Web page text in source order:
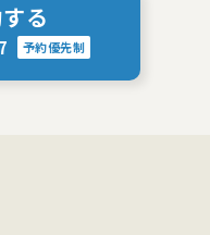
る
予約優先制